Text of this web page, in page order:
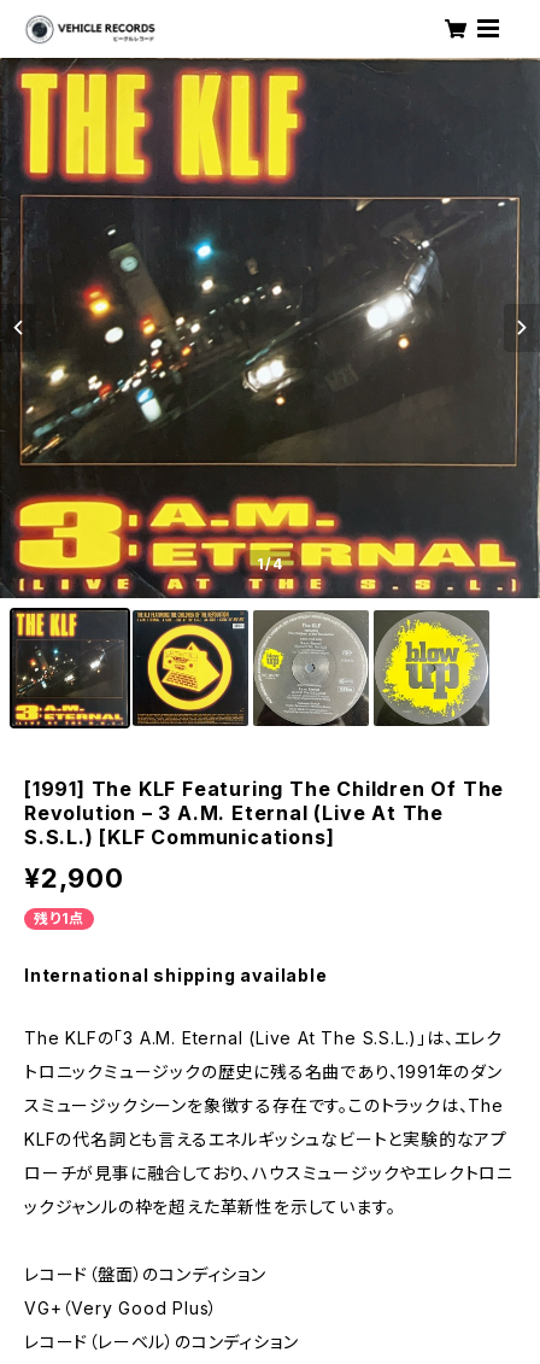
1/4
[1991] The KLF Featuring The Children Of The
Revolution – 3 A.M. Eternal (Live At The
S.S.L.) [KLF Communications]
¥2,900
残り1点
International shipping available
The KLFの「3 A.M. Eternal (Live At The S.S.L.)」は、エレク
トロニックミュージックの歴史に残る名曲であり、1991年のダン
スミュージックシーンを象徴する存在です。このトラックは、The
KLFの代名詞とも言えるエネルギッシュなビートと実験的なアプ
ローチが見事に融合しており、ハウスミュージックやエレクトロニ
ックジャンルの枠を超えた革新性を示しています。
レコード（盤面）のコンディション
VG+（Very Good Plus）
レコード（レーベル）のコンディション